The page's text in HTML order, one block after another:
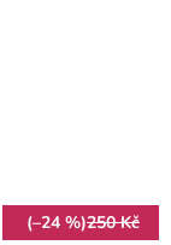
(–24 %)250 Kč